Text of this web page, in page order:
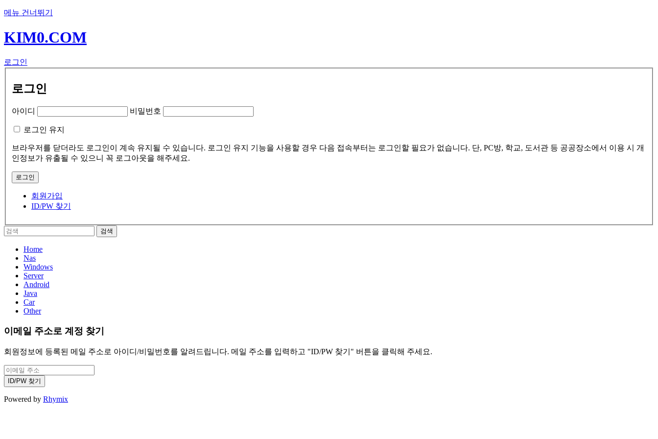
메뉴 건너뛰기
KIM0.COM
로그인
로그인
아이디 비밀번호
로그인 유지
브라우저를 닫더라도 로그인이 계속 유지될 수 있습니다. 로그인 유지 기능을 사용할 경우 다음 접속부터는 로그인할 필요가 없습니다. 단, PC방, 학교, 도서관 등 공공장소에서 이용 시 개
인정보가 유출될 수 있으니 꼭 로그아웃을 해주세요.
회원가입
ID/PW 찾기
Home
Nas
Windows
Server
Android
Java
Car
Other
이메일 주소로 계정 찾기
회원정보에 등록된 메일 주소로 아이디/비밀번호를 알려드립니다. 메일 주소를 입력하고 "ID/PW 찾기" 버튼을 클릭해 주세요.
Powered by Rhymix